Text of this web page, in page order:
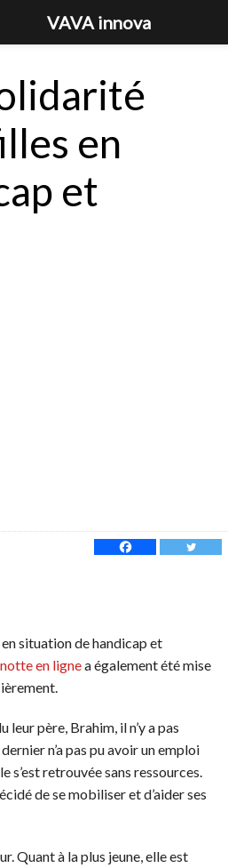
en
et
situation de handicap et
en lignea également été mise
père, Brahim, il n’y a pas
n’a pas pu avoir un emploi
s’est retrouvée sans ressources.
de se mobiliser et d’aider ses
Quant à la plus jeune, elle est
VAVA innova